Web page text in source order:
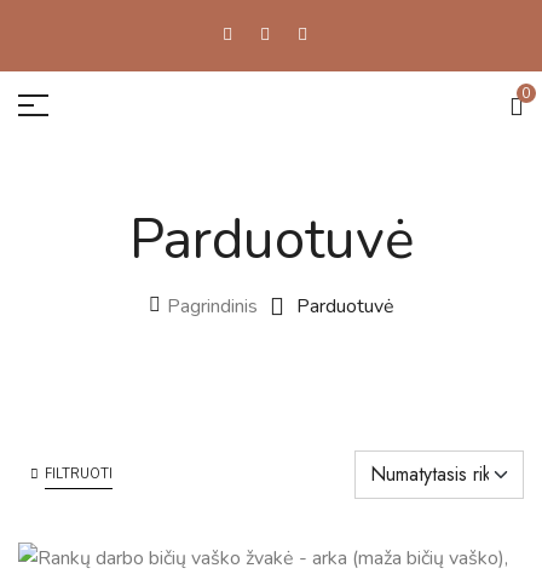
0
Parduotuvė
Pagrindinis Parduotuvė
FILTRUOTI